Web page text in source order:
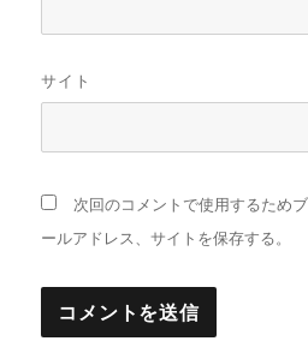
サイト
次回のコメントで使用するため
ールアドレス、サイトを保存する。